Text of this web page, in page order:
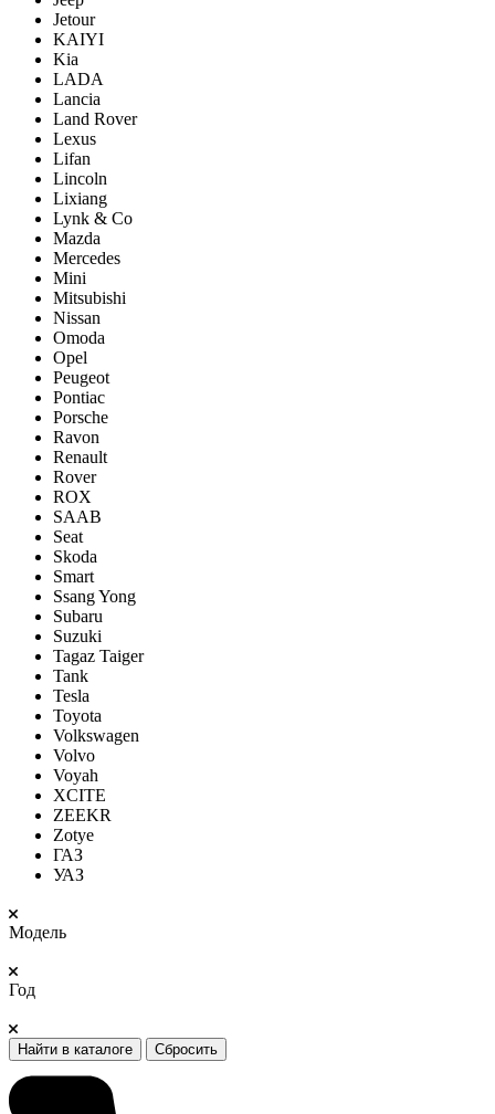
Jetour
KAIYI
Kia
LADA
Lancia
Land Rover
Lexus
Lifan
Lincoln
Lixiang
Lynk & Co
Mazda
Mercedes
Mini
Mitsubishi
Nissan
Omoda
Opel
Peugeot
Pontiac
Porsсhe
Ravon
Renault
Rover
ROX
SAAB
Seat
Skoda
Smart
Ssang Yong
Subaru
Suzuki
Tagaz Taiger
Tank
Tesla
Toyota
Volkswagen
Volvo
Voyah
XCITE
ZEEKR
Zotye
ГАЗ
УАЗ
Модель
Год
Найти в каталоге Сбросить